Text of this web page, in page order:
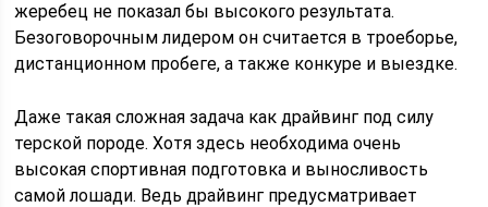
жеребец не показал бы высокого результата.
Безоговорочным лидером он считается в троеборье,
дистанционном пробеге, а также конкуре и выездке.
Даже такая сложная задача как драйвинг под силу
терской породе. Хотя здесь необходима очень
высокая спортивная подготовка и выносливость
самой лошади. Ведь драйвинг предусматривает